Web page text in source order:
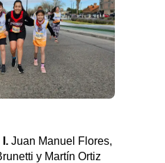
Juan Manuel Flores,
y Martín Ortiz